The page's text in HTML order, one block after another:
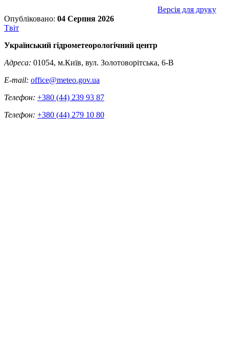
Версія для друку
Опубліковано: 04 Серпня 2026
Tвіт
Український гідрометеорологічний центр
Адреса: 01054, м.Київ, вул. Золотоворітська, 6-В
E-mail: office@meteo.gov.ua
Телефон: +380 (44) 239 93 87
Телефон: +380 (44) 279 10 80